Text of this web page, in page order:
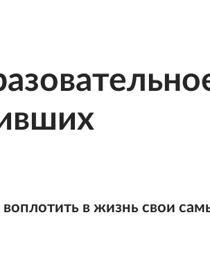
в жизнь свои